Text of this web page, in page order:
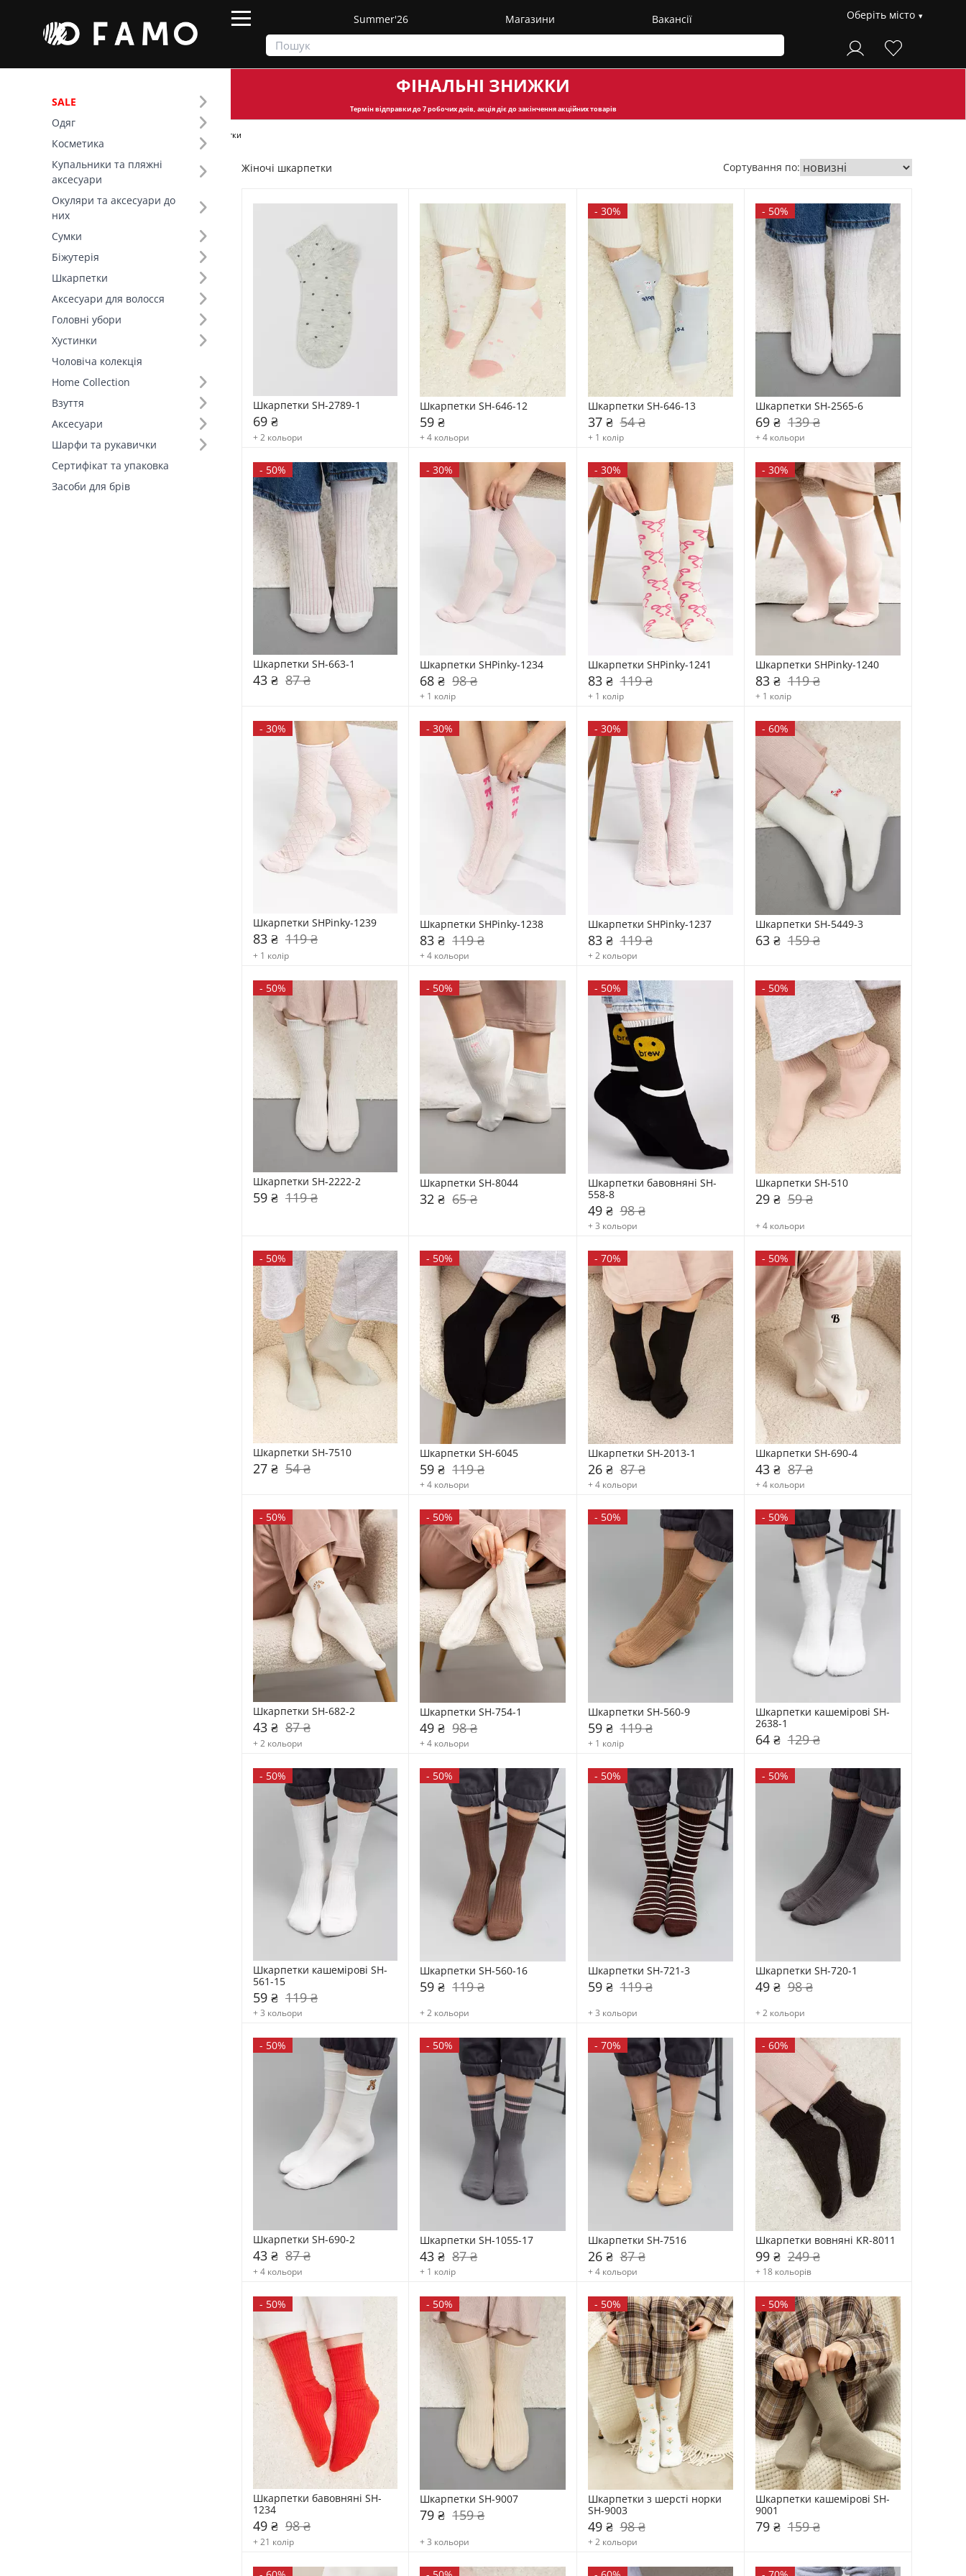
Summer'26 Магазини Вакансії Оберіть місто
SALE
Одяг
Косметика
Купальники та пляжні
аксесуари
Окуляри та аксесуари до
них
Сумки
Біжутерія
Шкарпетки
Аксесуари для волосся
Головні убори
Хустинки
Чоловіча колекція
Home Collection
Взуття
Аксесуари
Шарфи та рукавички
Сертифікат та упаковка
Засоби для брів
ФІНАЛЬНІ ЗНИЖКИ
Термін відправкидо 7 робочих днів, акція діє до закінчення акційних товарів
Жіночі шкарпетки
Фільтр
Ціна
SALE
Сезон (4)
Основний колір (14)
Розмір (4)
Країна виробник (3)
Жіночі шкарпетки Сортування по:
Шкарпетки SH-2789-1
69 ₴
+ 2 кольори
Шкарпетки SH-646-12
59 ₴
+ 4 кольори
- 30%
Шкарпетки SH-646-13
37 ₴ 54 ₴
+ 1 колір
- 50%
Шкарпетки SH-2565-6
69 ₴ 139 ₴
+ 4 кольори
- 50%
Шкарпетки SH-663-1
43 ₴ 87 ₴
-30%
Шкарпетки SHPinky-1234
68 ₴ 98 ₴
+ 1 колір
- 30%
Шкарпетки SHPinky-1241
83 ₴ 119 ₴
+ 1 колір
- 30%
Шкарпетки SHPinky-1240
83 ₴ 119 ₴
+ 1 колір
- 30%
Шкарпетки SHPinky-1239
83 ₴ 119 ₴
+ 1 колір
-30%
Шкарпетки SHPinky-1238
83 ₴ 119 ₴
+ 4 кольори
- 30%
Шкарпетки SHPinky-1237
83 ₴ 119 ₴
+ 2 кольори
- 60%
Шкарпетки SH-5449-3
63 ₴ 159 ₴
- 50%
Шкарпетки SH-2222-2
59 ₴ 119 ₴
- 50%
Шкарпетки SH-8044
32 ₴ 65 ₴
- 50%
Шкарпетки бавовняні SH-
558-8
49 ₴ 98 ₴
+ 3 кольори
- 50%
Шкарпетки SH-510
29 ₴ 59 ₴
+ 4 кольори
- 50%
Шкарпетки SH-7510
27 ₴ 54 ₴
- 50%
Шкарпетки SH-6045
59 ₴ 119 ₴
+ 4 кольори
- 70%
Шкарпетки SH-2013-1
26 ₴ 87 ₴
+ 4 кольори
- 50%
Шкарпетки SH-690-4
43 ₴ 87 ₴
+ 4 кольори
- 50%
Шкарпетки SH-682-2
43 ₴ 87 ₴
+ 2 кольори
- 50%
Шкарпетки SH-754-1
49 ₴ 98 ₴
+ 4 кольори
- 50%
Шкарпетки SH-560-9
59 ₴ 119 ₴
+ 1 колір
- 50%
Шкарпетки кашемірові SH-
2638-1
64 ₴ 129 ₴
- 50%
Шкарпетки кашемірові SH-
561-15
59 ₴ 119 ₴
+ 3 кольори
- 50%
Шкарпетки SH-560-16
59 ₴ 119 ₴
+ 2 кольори
- 50%
Шкарпетки SH-721-3
59 ₴ 119 ₴
+ 3 кольори
- 50%
Шкарпетки SH-720-1
49 ₴ 98 ₴
+ 2 кольори
- 50%
Шкарпетки SH-690-2
43 ₴ 87 ₴
+ 4 кольори
- 50%
Шкарпетки SH-1055-17
43 ₴ 87 ₴
+ 1 колір
- 70%
Шкарпетки SH-7516
26 ₴ 87 ₴
+ 4 кольори
- 60%
Шкарпетки вовняні KR-8011
99 ₴ 249 ₴
+ 18 кольорів
- 50%
Шкарпетки бавовняні SH-
1234
49 ₴ 98 ₴
+ 21 колір
- 50%
Шкарпетки SH-9007
79 ₴ 159 ₴
+ 3 кольори
- 50%
Шкарпетки з шерсті норки
SH-9003
49 ₴ 98 ₴
+ 2 кольори
- 50%
Шкарпетки кашемірові SH-
9001
79 ₴ 159 ₴